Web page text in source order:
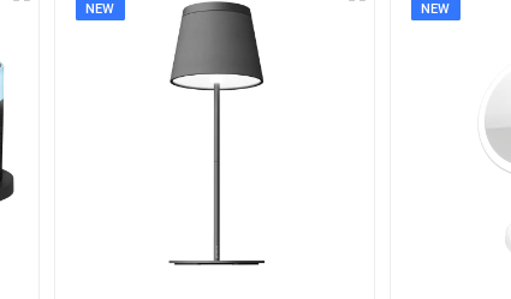
NEW NEW